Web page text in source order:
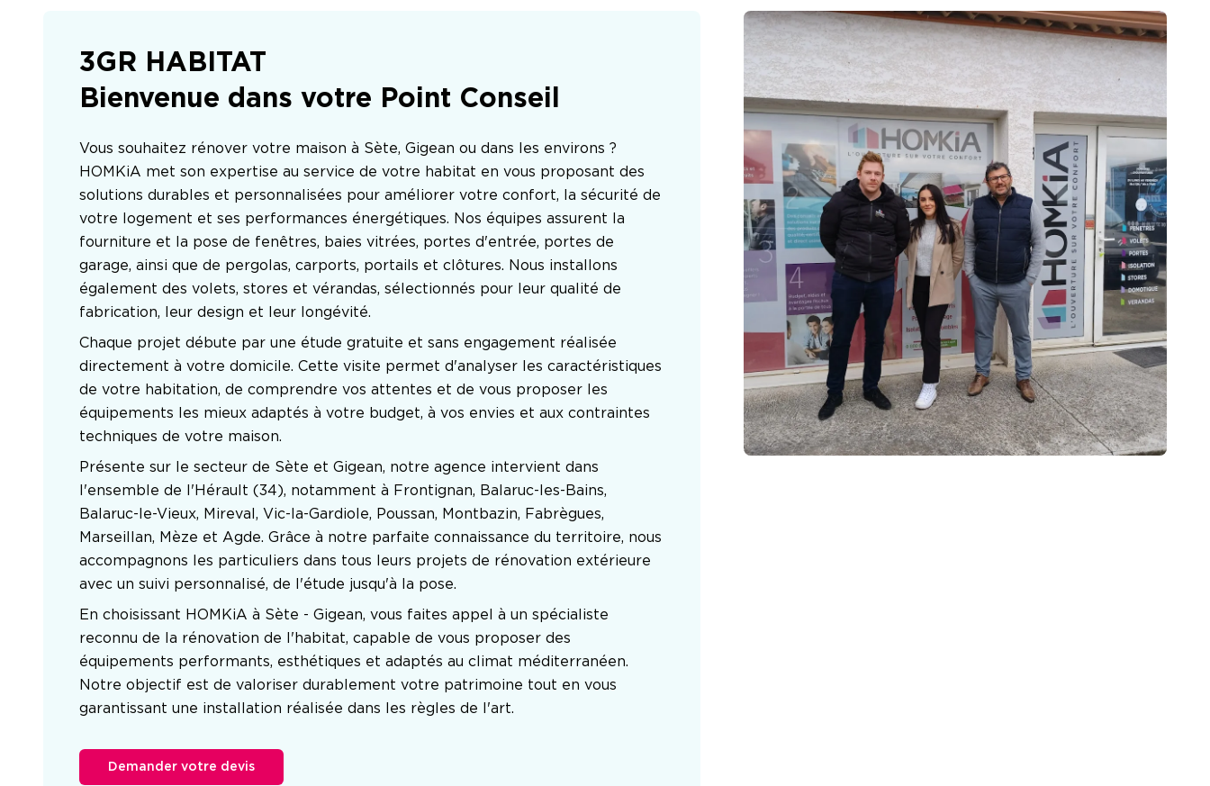
3GR HABITAT
Bienvenue dans votre Point Conseil
Vous souhaitez rénover votre maison à Sète, Gigean ou dans les environs ?
HOMKiA met son expertise au service de votre habitat en vous proposant des
solutions durables et personnalisées pour améliorer votre confort, la sécurité de
votre logement et ses performances énergétiques. Nos équipes assurent la
fourniture et la pose de fenêtres, baies vitrées, portes d'entrée, portes de
garage, ainsi que de pergolas, carports, portails et clôtures. Nous installons
également des volets, stores et vérandas, sélectionnés pour leur qualité de
fabrication, leur design et leur longévité.
Chaque projet débute par une étude gratuite et sans engagement réalisée
directement à votre domicile. Cette visite permet d'analyser les caractéristiques
de votre habitation, de comprendre vos attentes et de vous proposer les
équipements les mieux adaptés à votre budget, à vos envies et aux contraintes
techniques de votre maison.
Présente sur le secteur de Sète et Gigean, notre agence intervient dans
l'ensemble de l'Hérault (34), notamment à Frontignan, Balaruc-les-Bains,
Balaruc-le-Vieux, Mireval, Vic-la-Gardiole, Poussan, Montbazin, Fabrègues,
Marseillan, Mèze et Agde. Grâce à notre parfaite connaissance du territoire, nous
accompagnons les particuliers dans tous leurs projets de rénovation extérieure
avec un suivi personnalisé, de l'étude jusqu'à la pose.
En choisissant HOMKiA à Sète - Gigean, vous faites appel à un spécialiste
reconnu de la rénovation de l'habitat, capable de vous proposer des
équipements performants, esthétiques et adaptés au climat méditerranéen.
Notre objectif est de valoriser durablement votre patrimoine tout en vous
garantissant une installation réalisée dans les règles de l'art.
Demander votre devis